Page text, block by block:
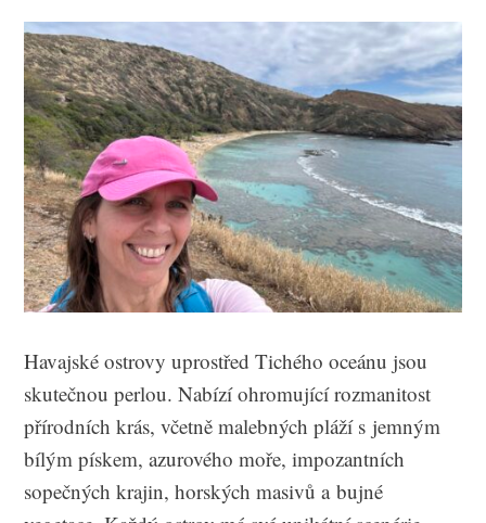
Havajské ostrovy uprostřed Tichého oceánu jsou
skutečnou perlou. Nabízí ohromující rozmanitost
přírodních krás, včetně malebných pláží s jemným
bílým pískem, azurového moře, impozantních
sopečných krajin, horských masivů a bujné